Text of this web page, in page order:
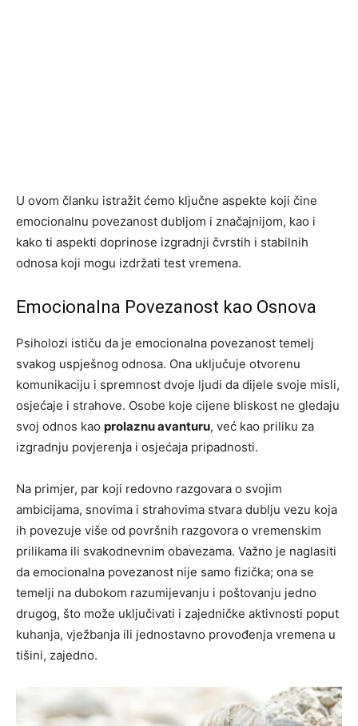
U ovom članku istražit ćemo ključne aspekte koji čine
emocionalnu povezanost dubljom i značajnijom, kao i
kako ti aspekti doprinose izgradnji čvrstih i stabilnih
odnosa koji mogu izdržati test vremena.
Emocionalna Povezanost kao Osnova
Psiholozi ističu da je emocionalna povezanost temelj
svakog uspješnog odnosa. Ona uključuje otvorenu
komunikaciju i spremnost dvoje ljudi da dijele svoje misli,
osjećaje i strahove. Osobe koje cijene bliskost ne gledaju
svoj odnos kao prolaznu avanturu, već kao priliku za
izgradnju povjerenja i osjećaja pripadnosti.
Na primjer, par koji redovno razgovara o svojim
ambicijama, snovima i strahovima stvara dublju vezu koja
ih povezuje više od površnih razgovora o vremenskim
prilikama ili svakodnevnim obavezama. Važno je naglasiti
da emocionalna povezanost nije samo fizička; ona se
temelji na dubokom razumijevanju i poštovanju jedno
drugog, što može uključivati i zajedničke aktivnosti poput
kuhanja, vježbanja ili jednostavno provođenja vremena u
tišini, zajedno.